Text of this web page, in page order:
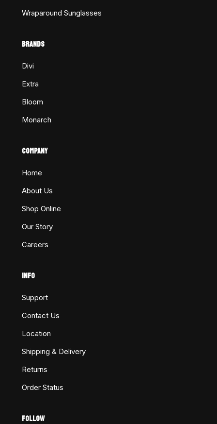
Wraparound Sunglasses
BRANDS
Divi
Extra
Bloom
Monarch
COMPANY
Home
About Us
Shop Online
Our Story
Careers
INFO
Support
Contact Us
Location
Shipping & Delivery
Returns
Order Status
FOLLOW